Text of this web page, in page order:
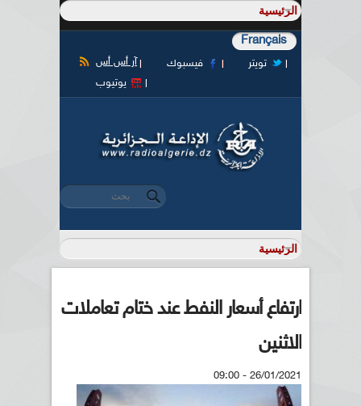
Français
آر أس أس فيسبوك
تويتر
يوتيوب
استمارة البحث
‏بحث ‏
ارتفاع أسعار النفط عند ختام تعاملات
الاثنين
26/01/2021 - 09:00